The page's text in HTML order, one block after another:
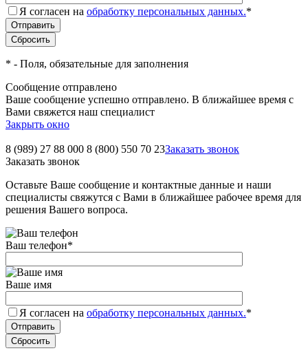
Я согласен на обработку персональных данных.*
* - Поля, обязательные для заполнения
Сообщение отправлено
Ваше сообщение успешно отправлено. В ближайшее время с
Вами свяжется наш специалист
Закрыть окно
8 (989) 27 88 000 8 (800) 550 70 23Заказать звонок
Заказать звонок
Оставьте Ваше сообщение и контактные данные и наши
специалисты свяжутся с Вами в ближайшее рабочее время для
решения Вашего вопроса.
Ваш телефон*
Ваше имя
Я согласен на обработку персональных данных.*